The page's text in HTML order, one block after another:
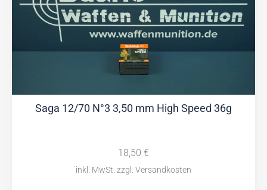
Saga 12/70 N°3 3,50 mm High Speed 36g
18,50 €